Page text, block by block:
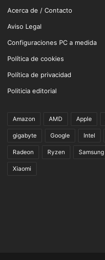
Acerca de / Contacto
Aviso Legal
Configuraciones PC a medida
Política de cookies
Política de privacidad
Politicia editorial
Amazon AMD Apple
gigabyte Google Intel
Radeon Ryzen Samsung
Xiaomi